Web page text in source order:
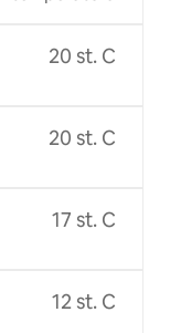
20 st. C
20 st. C
17 st. C
12 st. C